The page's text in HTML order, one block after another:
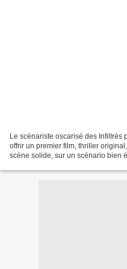
Le scénariste oscarisé des Infiltrés
offrir un premier film, thriller
scène solide, sur un scénario bien